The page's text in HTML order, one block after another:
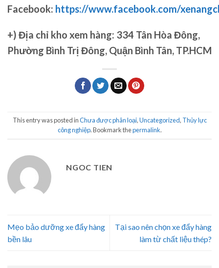
Facebook: https://www.facebook.com/
+) Địa chỉ kho xem hàng: 334 Tân Hòa Đông,
Phường Bình Trị Đông, Quận Bình Tân, TP.HCM
This entry was posted inChưa được phân loại,Uncategorized, Thủy lực
công nghiệp. Bookmark thepermalink.
NGOC TIEN
Mẹo bảo dưỡng xe đẩy hàng
bền lâu
Tại sao nên chọn xe đẩy hàng
làm từ chất liệu thép?